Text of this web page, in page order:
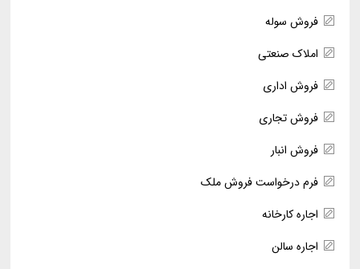
فروش سوله
املاک صنعتی
فروش اداری
فروش تجاری
فروش انبار
فرم درخواست فروش ملک
اجاره کارخانه
اجاره سالن